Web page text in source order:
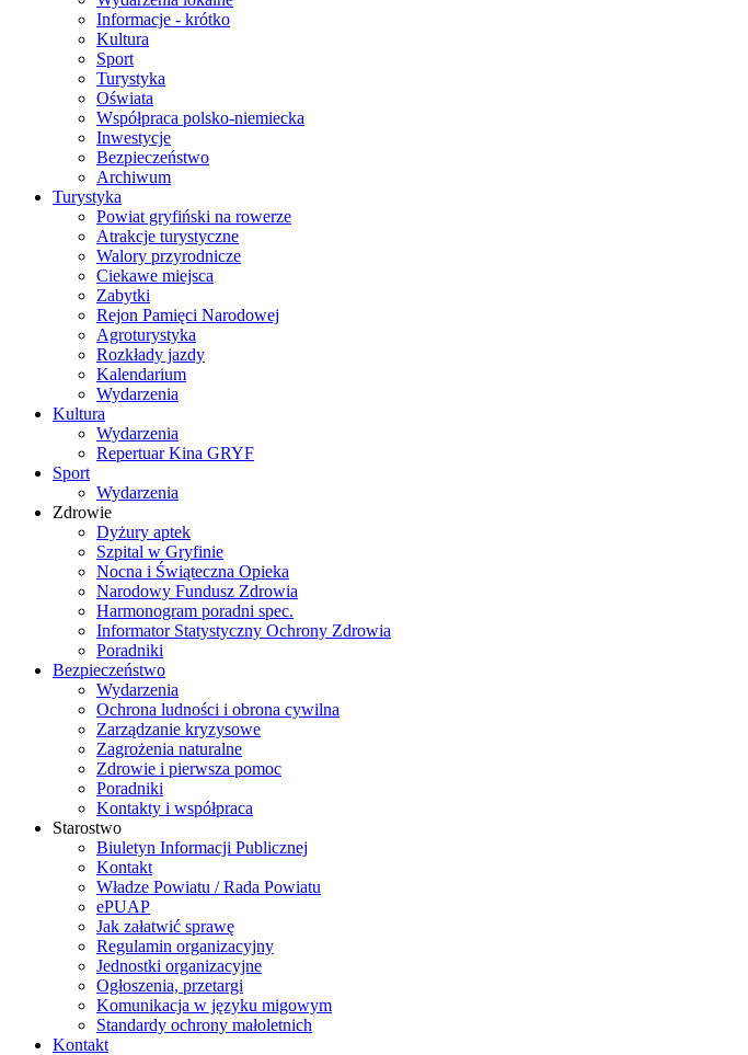
Informacje - krótko
Kultura
Sport
Turystyka
Oświata
Współpraca polsko-niemiecka
Inwestycje
Bezpieczeństwo
Archiwum
Turystyka
Powiat gryfiński na rowerze
Atrakcje turystyczne
Walory przyrodnicze
Ciekawe miejsca
Zabytki
Rejon Pamięci Narodowej
Agroturystyka
Rozkłady jazdy
Kalendarium
Wydarzenia
Kultura
Wydarzenia
Repertuar Kina GRYF
Sport
Wydarzenia
Zdrowie
Dyżury aptek
Szpital w Gryfinie
Nocna i Świąteczna Opieka
Narodowy Fundusz Zdrowia
Harmonogram poradni spec.
Informator Statystyczny Ochrony Zdrowia
Poradniki
Bezpieczeństwo
Wydarzenia
Ochrona ludności i obrona cywilna
Zarządzanie kryzysowe
Zagrożenia naturalne
Zdrowie i pierwsza pomoc
Poradniki
Kontakty i współpraca
Starostwo
Biuletyn Informacji Publicznej
Kontakt
Władze Powiatu / Rada Powiatu
ePUAP
Jak załatwić sprawę
Regulamin organizacyjny
Jednostki organizacyjne
Ogłoszenia, przetargi
Komunikacja w języku migowym
Standardy ochrony małoletnich
Kontakt